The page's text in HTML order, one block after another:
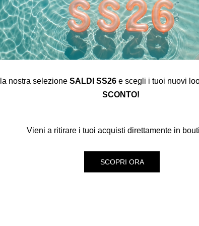
The shipping costs and items price are based on
country
Spedisci in USA
nostra selezione SALDI SS26 e scegli i tuoi nuovi
SCONTO!
Vieni a ritirare i tuoi acquisti direttamente in
SCOPRI ORA